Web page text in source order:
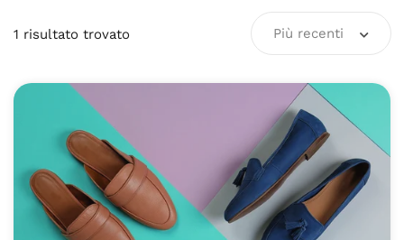
1 risultato trovato Più recenti